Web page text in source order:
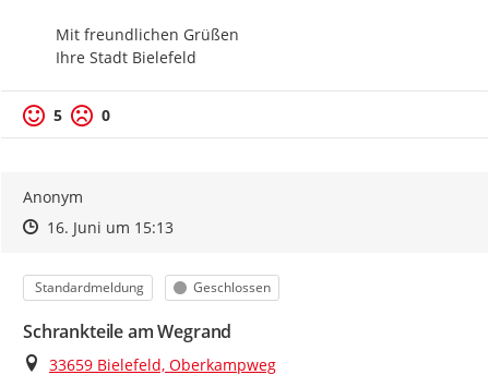
Mit freundlichen Grüßen
Ihre Stadt Bielefeld
5 0
Anonym
Zeitpunkt des Erstellens
Zeitpunkt des Erstellens
16. Juni um 15:13Zur Äußerung
Kategorie
Standardmeldung Status
Geschlossen
Schrankteile am Wegrand
Ort
33659 Bielefeld, Oberkampweg